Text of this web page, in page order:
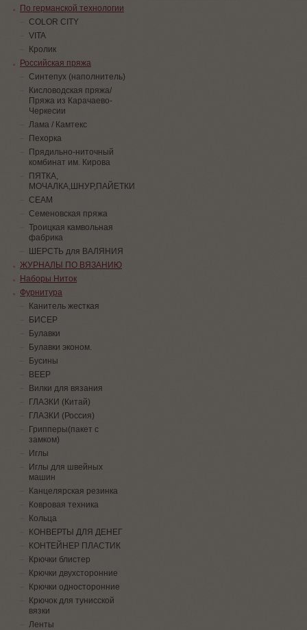
По германской технологии
COLOR CITY
VITA
Кролик
Российская пряжа
Синтепух (наполнитель)
Кисловодская пряжа/
Пряжа из Карачаево-
Черкесии
Лама / Камтекс
Пехорка
Прядильно-ниточный
комбинат им. Кирова
ПЯТКА,
МОЧАЛКА,ШНУР,ПАЙЕТКИ
СЕАМ
Семеновская пряжа
Троицкая камвольная
фабрика
ШЕРСТЬ для ВАЛЯНИЯ
ЖУРНАЛЫ ПО ВЯЗАНИЮ
Наборы Ниток
Фурнитура
Канитель жесткая
БИСЕР
Булавки
Булавки эконом.
Бусины
ВЕЕР
Вилки для вязания
ГЛАЗКИ (Китай)
ГЛАЗКИ (Россия)
Грипперы(пакет с
замком)
Иглы
Иглы для швейных
машин
Канцелярская резинка
Ковровая техника
Кольца
КОНВЕРТЫ ДЛЯ ДЕНЕГ
КОНТЕЙНЕР ПЛАСТИК
Крючки блистер
Крючки двухсторонние
Крючки односторонние
Крючок для тунисской
вязки
Ленты